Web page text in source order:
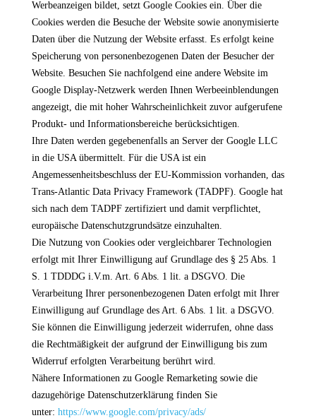
Werbeanzeigen bildet, setzt Google Cookies ein. Über die
Cookies werden die Besuche der Website sowie anonymisierte
Daten über die Nutzung der Website erfasst. Es erfolgt keine
Speicherung von personenbezogenen Daten der Besucher der
Website. Besuchen Sie nachfolgend eine andere Website im
Google Display-Netzwerk werden Ihnen Werbeeinblendungen
angezeigt, die mit hoher Wahrscheinlichkeit zuvor aufgerufene
Produkt- und Informationsbereiche berücksichtigen.
Ihre Daten werden gegebenenfalls an Server der Google LLC
in die USA übermittelt. Für die USA ist ein
Angemessenheitsbeschluss der EU-Kommission vorhanden, das
Trans-Atlantic Data Privacy Framework (TADPF). Google hat
sich nach dem TADPF zertifiziert und damit verpflichtet,
europäische Datenschutzgrundsätze einzuhalten.
Die Nutzung von Cookies oder vergleichbarer Technologien
erfolgt mit Ihrer Einwilligung auf Grundlage des § 25 Abs. 1
S. 1 TDDDG i.V.m. Art. 6 Abs. 1 lit. a DSGVO. Die
Verarbeitung Ihrer personenbezogenen Daten erfolgt mit Ihrer
Einwilligung auf Grundlage des Art. 6 Abs. 1 lit. a DSGVO.
Sie können die Einwilligung jederzeit widerrufen, ohne dass
die Rechtmäßigkeit der aufgrund der Einwilligung bis zum
Widerruf erfolgten Verarbeitung berührt wird.
Nähere Informationen zu Google Remarketing sowie die
dazugehörige Datenschutzerklärung finden Sie
unter: https://www.google.com/privacy/ads/